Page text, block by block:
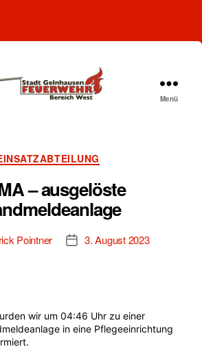
Menü
Kategorien
– ausgelöste
Pointner Beitragsdatum
3. August 2023
wir um 04:46 Uhr zu einer
in eine Pflegeeinrichtung